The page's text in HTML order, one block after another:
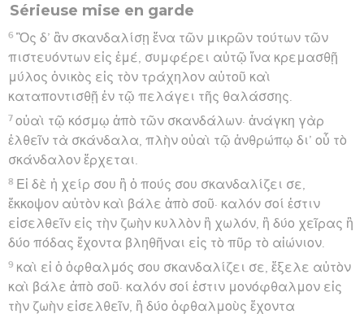
Sérieuse mise en garde
6 Ὃς δ’ ἂν σκανδαλίσῃ ἕνα τῶν μικρῶν τούτων τῶν
πιστευόντων εἰς ἐμέ, συμφέρει αὐτῷ ἵνα κρεμασθῇ
μύλος ὀνικὸς εἰς τὸν τράχηλον αὐτοῦ καὶ
καταποντισθῇ ἐν τῷ πελάγει τῆς θαλάσσης.
7 οὐαὶ τῷ κόσμῳ ἀπὸ τῶν σκανδάλων· ἀνάγκη γὰρ
ἐλθεῖν τὰ σκάνδαλα, πλὴν οὐαὶ τῷ ἀνθρώπῳ δι’ οὗ τὸ
σκάνδαλον ἔρχεται.
8 Εἰ δὲ ἡ χείρ σου ἢ ὁ πούς σου σκανδαλίζει σε,
ἔκκοψον αὐτὸν καὶ βάλε ἀπὸ σοῦ· καλόν σοί ἐστιν
εἰσελθεῖν εἰς τὴν ζωὴν κυλλὸν ἢ χωλόν, ἢ δύο χεῖρας ἢ
δύο πόδας ἔχοντα βληθῆναι εἰς τὸ πῦρ τὸ αἰώνιον.
9 καὶ εἰ ὁ ὀφθαλμός σου σκανδαλίζει σε, ἔξελε αὐτὸν
καὶ βάλε ἀπὸ σοῦ· καλόν σοί ἐστιν μονόφθαλμον εἰς
τὴν ζωὴν εἰσελθεῖν, ἢ δύο ὀφθαλμοὺς ἔχοντα